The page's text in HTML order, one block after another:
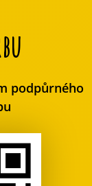
podpůrného